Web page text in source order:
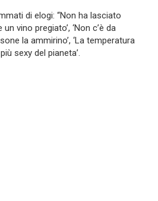
di elogi: “Non ha lasciato
vino pregiato’, ‘Non c’è da
la ammirino’, ‘La temperatura
sexy del pianeta’.